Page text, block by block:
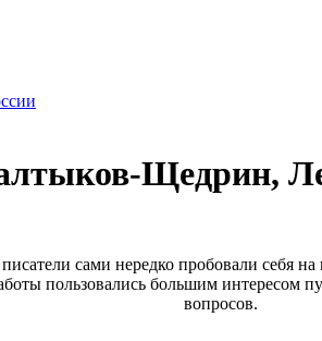
Щедрин,
сами нередко пробовали себя
пользовались большим интересом
вопросов.